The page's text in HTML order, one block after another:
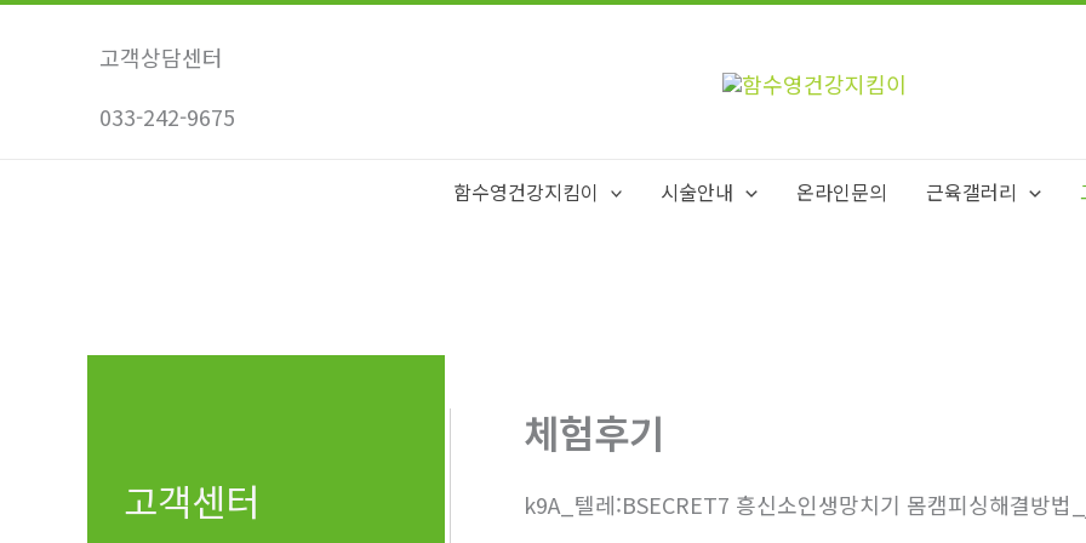
콘
고객상담센터
033-242-9675
함수영건강지킴이 시술안내 온라인문의 근육갤러리
고객센터
체험후기
k9A_텔레:BSECRET7 흥신소인생망치기 몸캠피싱해결방법